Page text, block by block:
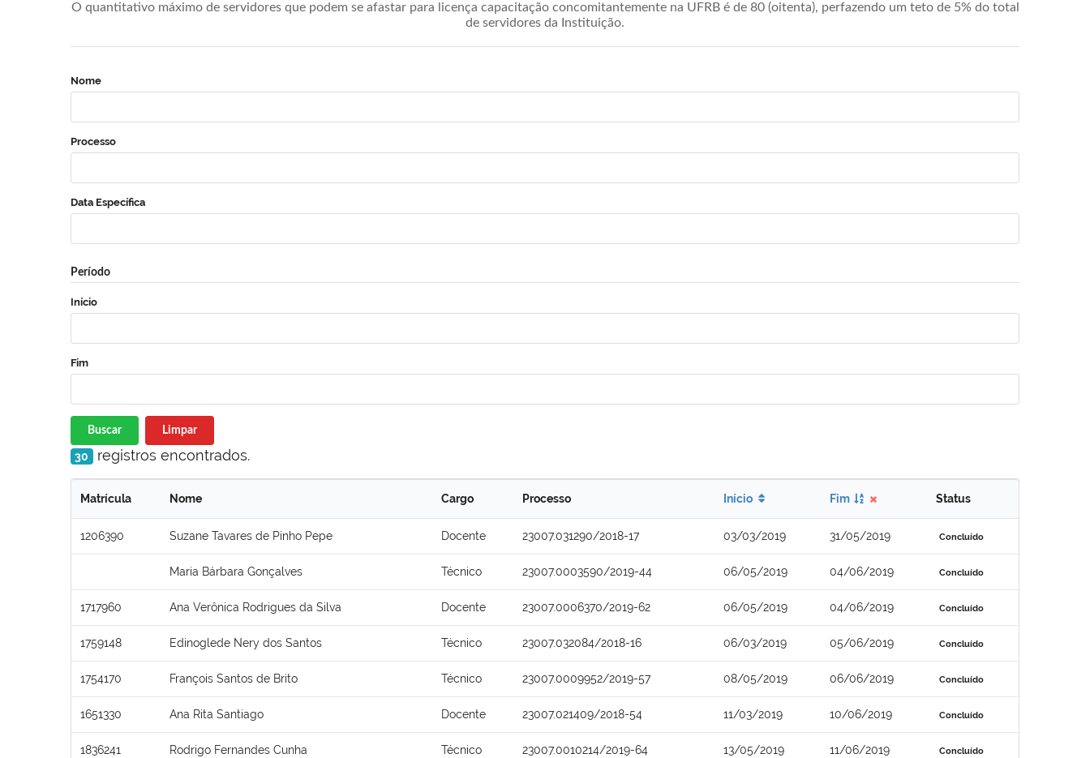
O quantitativo máximo de servidores que podem se afastar para licença capacitação concomitantemente na UFRB é de 80 (oitenta), perfazendo um teto de 5% do total
de servidores da Instituição.
Nome
Processo
Data Específica
Período
Início
Fim
Buscar Limpar
30 registros encontrados.
Matrícula Nome Cargo Processo Início Fim Status
1206390 Suzane Tavares de Pinho Pepe Docente 23007.031290/2018-17 03/03/2019 31/05/2019 Concluído
Maria Bárbara Gonçalves Técnico 23007.0003590/2019-44 06/05/2019 04/06/2019 Concluído
1717960 Ana Verônica Rodrigues da Silva Docente 23007.0006370/2019-62 06/05/2019 04/06/2019 Concluído
1759148 Edinoglede Nery dos Santos Técnico 23007.032084/2018-16 06/03/2019 05/06/2019 Concluído
1754170 François Santos de Brito Técnico 23007.0009952/2019-57 08/05/2019 06/06/2019 Concluído
1651330 Ana Rita Santiago Docente 23007.021409/2018-54 11/03/2019 10/06/2019 Concluído
1836241 Rodrigo Fernandes Cunha Técnico 23007.0010214/2019-64 13/05/2019 11/06/2019 Concluído